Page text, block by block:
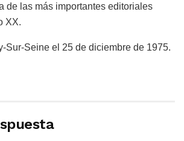
de las más importantes editoriales
XX.
Sur-Seine el 25 de diciembre de 1975.